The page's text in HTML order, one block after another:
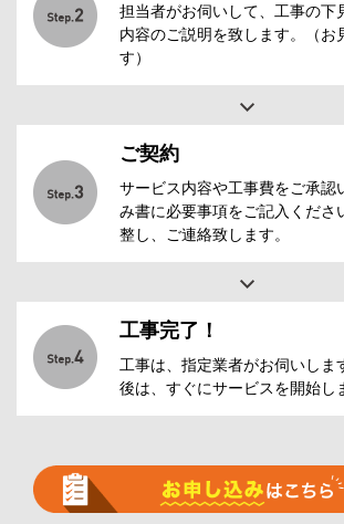
担当者がお伺いして、工事の下
内容のご説明を致します。（お
す）
ご契約
サービス内容や工事費をご承認
み書に必要事項をご記入くださ
整し、ご連絡致します。
工事完了！
工事は、指定業者がお伺いしま
後は、すぐにサービスを開始し